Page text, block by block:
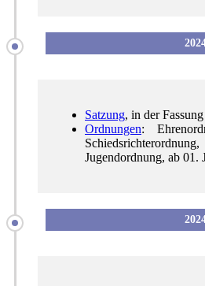
Satzung, in der
Ordnungen:
Jugendordnung, ab 01.